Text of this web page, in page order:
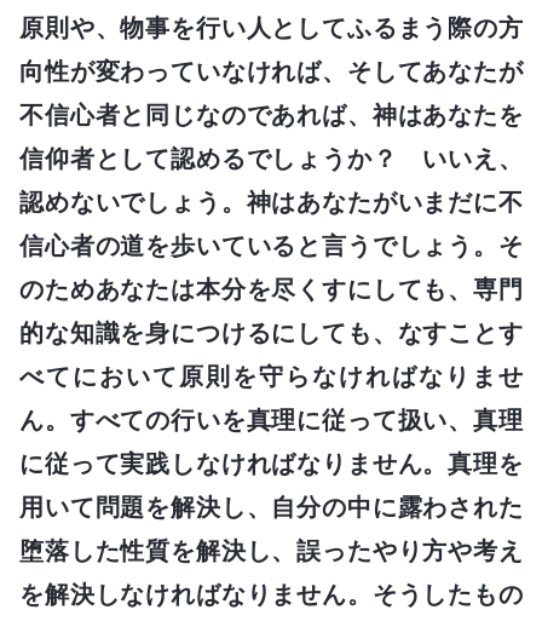
原則や、物事を行い人としてふるまう際の方
向性が変わっていなければ、そしてあなたが
不信心者と同じなのであれば、神はあなたを
信仰者として認めるでしょうか？ いいえ、
認めないでしょう。神はあなたがいまだに不
信心者の道を歩いていると言うでしょう。そ
のためあなたは本分を尽くすにしても、専門
的な知識を身につけるにしても、なすことす
べてにおいて原則を守らなければなりませ
ん。すべての行いを真理に従って扱い、真理
に従って実践しなければなりません。真理を
用いて問題を解決し、自分の中に露わされた
堕落した性質を解決し、誤ったやり方や考え
を解決しなければなりません。そうしたもの